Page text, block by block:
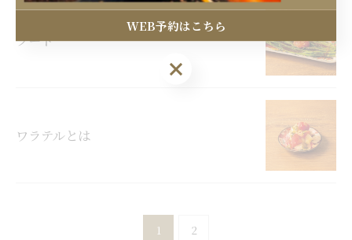
フード
ワラテルとは
1 2
WEB予約はこちら